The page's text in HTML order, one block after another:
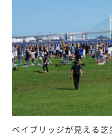
ベイブリッジが見える